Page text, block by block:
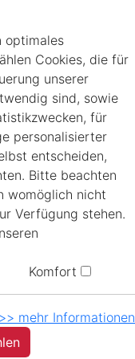
optimales
Cookies, die für
unserer
sind, sowie
für
personalisierter
entscheiden,
Bitte beachten
womöglich nicht
Verfügung stehen.
Komfort
>> mehr Informationen